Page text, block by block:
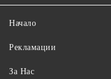
Начало
Рекламации
За Нас